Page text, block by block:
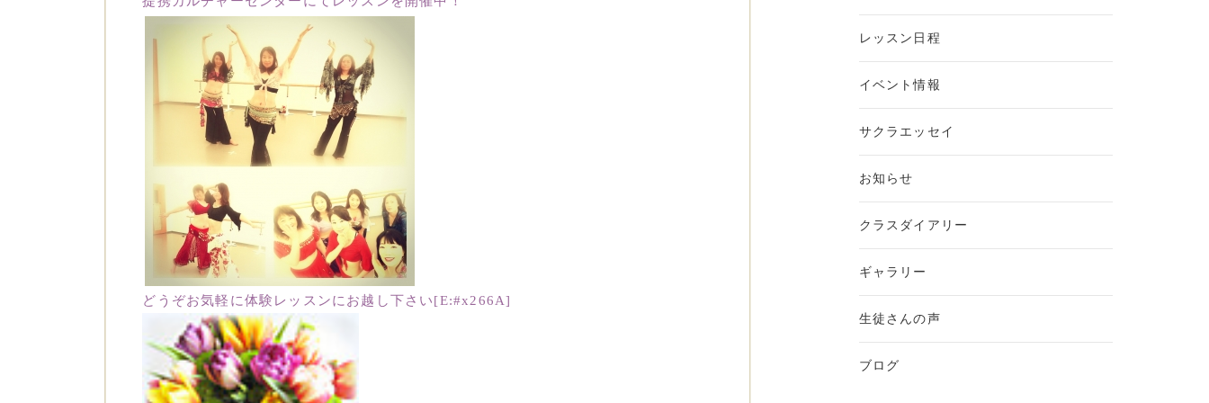
どうぞお気軽に体験レッスンにお越し下さい[E:#x266A]
レッスン日程
イベント情報
サクラエッセイ
お知らせ
クラスダイアリー
ギャラリー
生徒さんの声
ブログ